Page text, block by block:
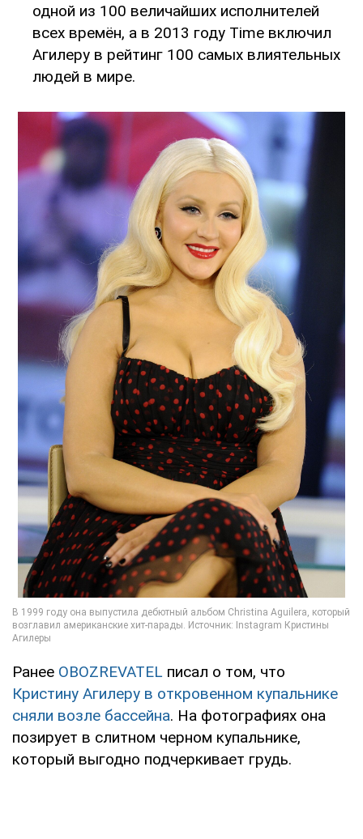
одной из 100 величайших исполнителей
всех времён, а в 2013 году Time включил
Агилеру в рейтинг 100 самых влиятельных
людей в мире.
Ранее OBOZREVATEL писал о том, что
Кристину Агилеру в откровенном купальнике
сняли возле бассейна. На фотографиях она
позирует в слитном черном купальнике,
который выгодно подчеркивает грудь.